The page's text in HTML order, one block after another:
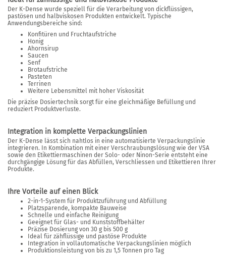
Der K-Dense wurde speziell für die Verarbeitung von dickflüssigen,
pastösen und halbviskosen Produkten entwickelt. Typische
Anwendungsbereiche sind:
Konfitüren und Fruchtaufstriche
Honig
Ahornsirup
Saucen
Senf
Brotaufstriche
Pasteten
Terrinen
Weitere Lebensmittel mit hoher Viskosität
Die präzise Dosiertechnik sorgt für eine gleichmäßige Befüllung und
reduziert Produktverluste.
Integration in komplette Verpackungslinien
Der K-Dense lässt sich nahtlos in eine automatisierte Verpackungslinie
integrieren. In Kombination mit einer Verschraubungslösung wie der VSA
sowie den Etikettiermaschinen der Solo- oder Ninon-Serie entsteht eine
durchgängige Lösung für das Abfüllen, Verschliessen und Etikettieren Ihrer
Produkte.
Ihre Vorteile auf einen Blick
2-in-1-System für Produktzuführung und Abfüllung
Platzsparende, kompakte Bauweise
Schnelle und einfache Reinigung
Geeignet für Glas- und Kunststoffbehälter
Präzise Dosierung von 30 g bis 500 g
Ideal für zähflüssige und pastöse Produkte
Integration in vollautomatische Verpackungslinien möglich
Produktionsleistung von bis zu 1,5 Tonnen pro Tag